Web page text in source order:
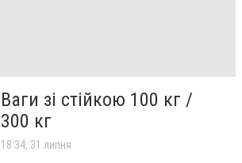
Ваги зі стійкою 100 кг /
300 кг
18:34, 31 липня